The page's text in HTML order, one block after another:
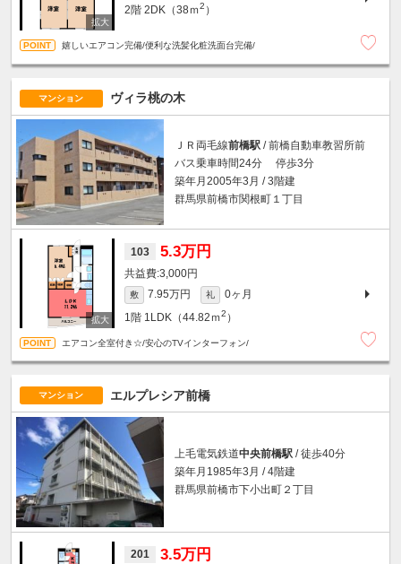
2階 2DK（38ｍ2 ）
嬉しいエアコン完備/便利な洗髪化粧洗面台完備/
マンション ヴィラ桃の木
ＪＲ両毛線前橋駅 / 前橋自動車教習所前
バス乗車時間24分 停歩3分
築年月2005年3月 / 3階建
群馬県前橋市関根町１丁目
103 5.3万円
3,000円
敷 7.95万円 礼
0ヶ月
1階 1LDK（44.82ｍ2 ）
エアコン全室付き☆/安心のTVインターフォン/
マンション エルプレシア前橋
上毛電気鉄道中央前橋駅 / 徒歩40分
築年月1985年3月 / 4階建
群馬県前橋市下小出町２丁目
201 3.5万円